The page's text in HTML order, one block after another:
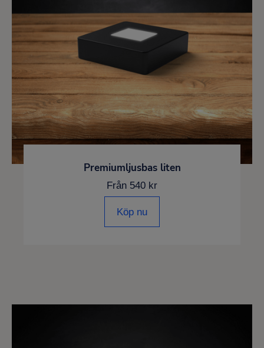
Premiumljusbas liten
Från 540 kr
Köp nu